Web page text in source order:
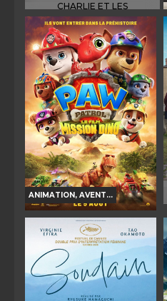
CHARLIE ET LES
KANGOUROUS
Horaires et Infos
Bande-annonce
Réservation
TOUT PUBLIC VF
ANIMATION, AVENT...
LA PAT' PATROUILLE : LE
FILM MISSION DINO
Horaires et Infos
Bande-annonce